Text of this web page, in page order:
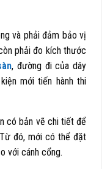
và phải đảm bảo vị
phải đo kích thước
, đường đi của dây
mới tiến hành thi
có bản vẽ chi tiết để
đó, mới có thể đặt
với cánh cổng.